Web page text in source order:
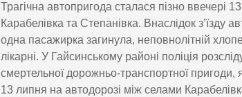
Трагічна автопригода сталася пізно ввечері
Карабелівка та Степанівка. Внаслідок з’їзду
одна пасажирка загинула, неповнолітній
лікарні. У Гайсинському районі поліція
смертельної дорожньо-транспортної пригоди,
13 липня на автодорозі між селами